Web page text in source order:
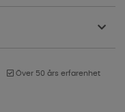
Över 50 års erfarenhet